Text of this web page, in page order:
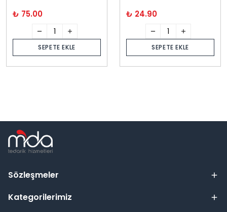
₺ 75.00
SEPETE EKLE
₺ 24.90
SEPETE EKLE
Sözleşmeler
Kategorilerimiz